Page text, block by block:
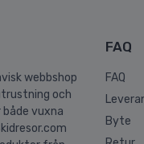
webbshop
och
vuxna
FAQ
FAQ
Byte